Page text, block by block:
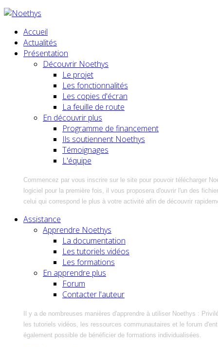
Accueil
Actualités
Présentation
Découvrir Noethys
Le projet
Les fonctionnalités
Les copies d'écran
La feuille de route
En découvrir plus
Programme de financement
Ils soutiennent Noethys
Témoignages
L'équipe
Commencez par vous inscrire sur le site pour pouvoir télécharger
logiciel pour la première fois, il vous proposera d'ouvrir l'un des
celui qui correspond le plus à votre activité afin de découvrir
Assistance
Apprendre Noethys
La documentation
Les tutoriels vidéos
Les formations
En apprendre plus
Forum
Contacter l'auteur
Il y a de nombreuses manières d'apprendre à utiliser Noethys :
les tutoriels vidéos, les ressources communautaires et le forum
également possible de bénéficier de formations individualisées.